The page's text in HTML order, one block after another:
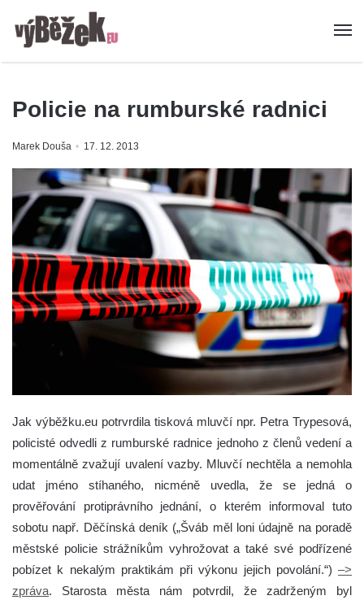
Policie na rumburské radnici
Marek Douša 17. 12. 2013
Jak výběžku.eu potrvrdila tisková mluvčí npr. Petra Trypesová,
policisté odvedli z rumburské radnice jednoho z členů vedení a
momentálně zvažují uvalení vazby. Mluvčí nechtěla a nemohla
udat jméno stíhaného, nicméně uvedla, že se jedná o
prověřování protiprávního jednání, o kterém informoval tuto
sobotu např. Děčínská deník („Šváb měl loni údajně na poradě
městské policie strážníkům vyhrožovat a také své podřízené
pobízet k nekalým praktikám při výkonu jejich povolání.“) –>
zpráva. Starosta města nám potvrdil, že zadrženým byl